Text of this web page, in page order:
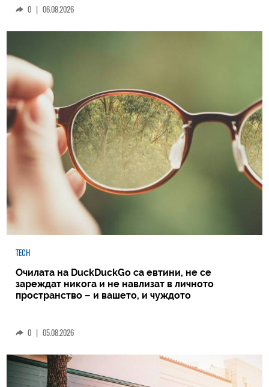
0 | 06.08.2026
TECH
Очилата на DuckDuckGo са евтини, не се
зареждат никога и не навлизат в личното
пространство – и вашето, и чуждото
0 | 05.08.2026